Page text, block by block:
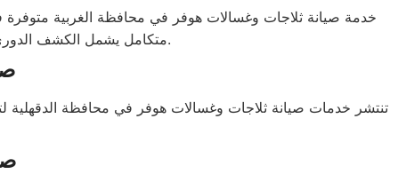
خدمة صيانة ثلاجات وغسالات هوفر في محافظة الغربية
متكامل يشمل الكشف الدوري، تغيير القطع التالفة، وضمان معتمد من الشركة الأم، سواء لأعطال الثلاجات أو مشاكل الغسالات.
تنتشر خدمات صيانة ثلاجات وغسالات هوفر في محافظة الدقهلية